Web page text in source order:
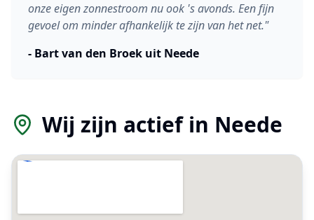
onze eigen zonnestroom nu ook 's avonds. Een fijn
gevoel om minder afhankelijk te zijn van het net."
- Bart van den Broek uit Neede
Wij zijn actief in Neede